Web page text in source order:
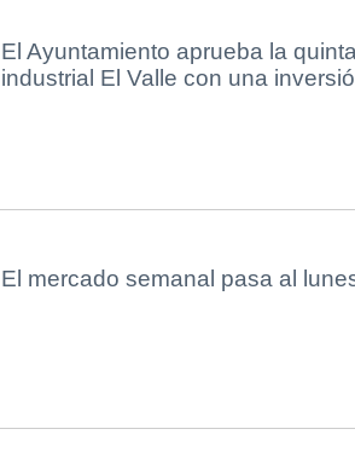
El Ayuntamiento aprueba la
industrial El Valle con una
El mercado semanal pasa al